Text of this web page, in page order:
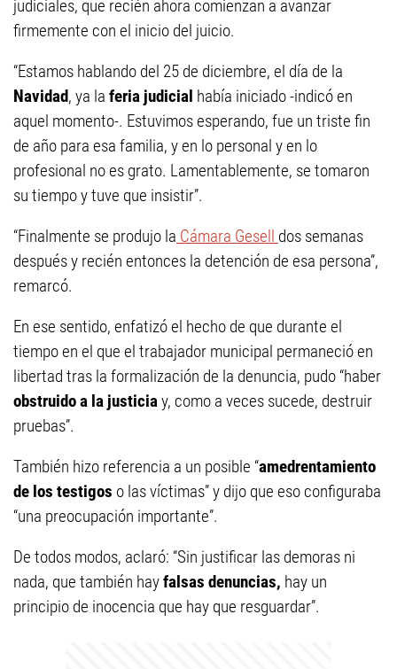
judiciales, que recién ahora comienzan a avanzar
firmemente con el inicio del juicio.
“Estamos hablando del 25 de diciembre, el día de la
Navidad, ya la feria judicial había iniciado -indicó en
aquel momento-. Estuvimos esperando, fue un triste fin
de año para esa familia, y en lo personal y en lo
profesional no es grato. Lamentablemente, se tomaron
su tiempo y tuve que insistir”.
“Finalmente se produjo la Cámara Gesell dos semanas
después y recién entonces la detención de esa persona”,
remarcó.
En ese sentido, enfatizó el hecho de que durante el
tiempo en el que el trabajador municipal permaneció en
libertad tras la formalización de la denuncia, pudo “haber
obstruido a la justiciay, como a veces sucede, destruir
pruebas”.
También hizo referencia a un posible “amedrentamiento
de los testigos o las víctimas” y dijo que eso configuraba
“una preocupación importante”.
De todos modos, aclaró: “Sin justificar las demoras ni
nada, que también hayfalsas denuncias, hay un
principio de inocencia que hay que resguardar”.